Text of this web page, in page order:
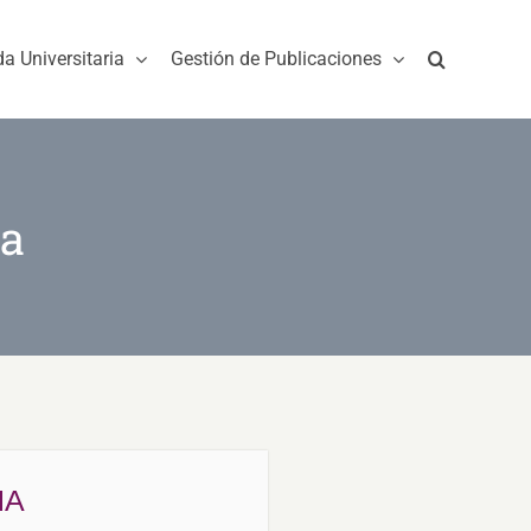
Universitaria Gestión de Publicaciones